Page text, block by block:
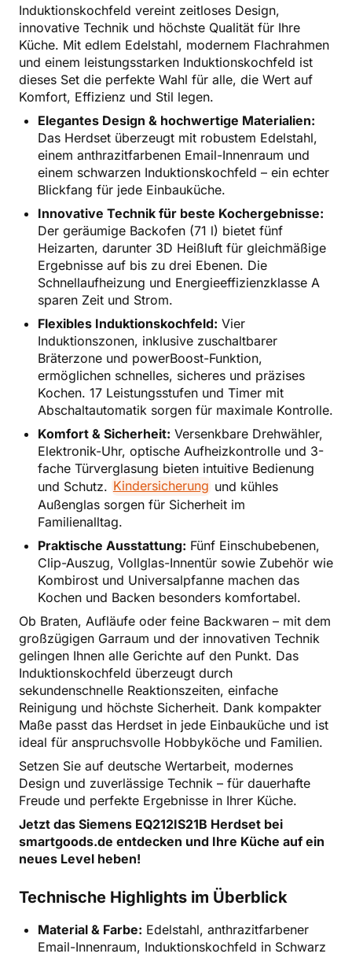
Induktionskochfeld vereint zeitloses Design,
innovative Technik und höchste Qualität für Ihre
Küche. Mit edlem Edelstahl, modernem Flachrahmen
und einem leistungsstarken Induktionskochfeld ist
dieses Set die perfekte Wahl für alle, die Wert auf
Komfort, Effizienz und Stil legen.
Elegantes Design & hochwertige Materialien:
Das Herdset überzeugt mit robustem Edelstahl,
einem anthrazitfarbenen Email-Innenraum und
einem schwarzen Induktionskochfeld – ein echter
Blickfang für jede Einbauküche.
Innovative Technik für beste Kochergebnisse:
Der geräumige Backofen (71 l) bietet fünf
Heizarten, darunter 3D Heißluft für gleichmäßige
Ergebnisse auf bis zu drei Ebenen. Die
Schnellaufheizung und Energieeffizienzklasse A
sparen Zeit und Strom.
Flexibles Induktionskochfeld: Vier
Induktionszonen, inklusive zuschaltbarer
Bräterzone und powerBoost-Funktion,
ermöglichen schnelles, sicheres und präzises
Kochen. 17 Leistungsstufen und Timer mit
Abschaltautomatik sorgen für maximale Kontrolle.
Komfort & Sicherheit: Versenkbare Drehwähler,
Elektronik-Uhr, optische Aufheizkontrolle und 3-
fache Türverglasung bieten intuitive Bedienung
und Schutz. Kindersicherung und kühles
Außenglas sorgen für Sicherheit im
Familienalltag.
Praktische Ausstattung: Fünf Einschubebenen,
Clip-Auszug, Vollglas-Innentür sowie Zubehör wie
Kombirost und Universalpfanne machen das
Kochen und Backen besonders komfortabel.
Ob Braten, Aufläufe oder feine Backwaren – mit dem
großzügigen Garraum und der innovativen Technik
gelingen Ihnen alle Gerichte auf den Punkt. Das
Induktionskochfeld überzeugt durch
sekundenschnelle Reaktionszeiten, einfache
Reinigung und höchste Sicherheit. Dank kompakter
Maße passt das Herdset in jede Einbauküche und ist
ideal für anspruchsvolle Hobbyköche und Familien.
Setzen Sie auf deutsche Wertarbeit, modernes
Design und zuverlässige Technik – für dauerhafte
Freude und perfekte Ergebnisse in Ihrer Küche.
Jetzt das Siemens EQ212IS21B Herdset bei
smartgoods.de entdecken und Ihre Küche auf ein
neues Level heben!
Technische Highlights im Überblick
Material & Farbe: Edelstahl, anthrazitfarbener
Email-Innenraum, Induktionskochfeld in Schwarz